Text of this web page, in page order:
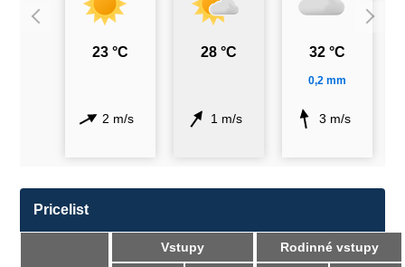
23 °C
2 m/s
28 °C
1 m/s
32 °C
0,2 mm
3 m/s
Pricelist
Vstupy Rodinné vstupy